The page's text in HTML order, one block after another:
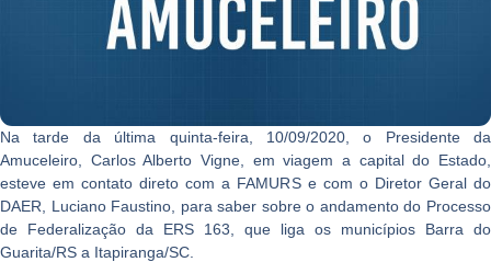
Na tarde da última quinta-feira, 10/09/2020, o Presidente da
Amuceleiro, Carlos Alberto Vigne, em viagem a capital do Estado,
esteve em contato direto com a FAMURS e com o Diretor Geral do
DAER, Luciano Faustino, para saber sobre o andamento do Processo
de Federalização da ERS 163, que liga os municípios Barra do
Guarita/RS a Itapiranga/SC.